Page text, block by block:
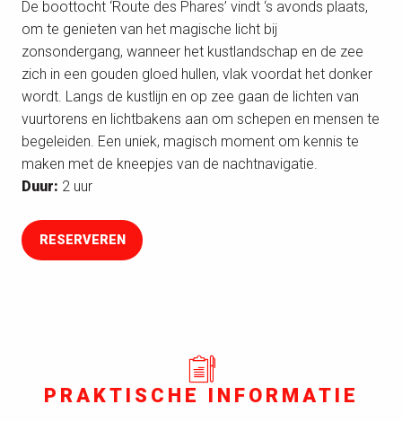
De boottocht ‘Route des Phares’ vindt ‘s avonds plaats,
om te genieten van het magische licht bij
zonsondergang, wanneer het kustlandschap en de zee
zich in een gouden gloed hullen, vlak voordat het donker
wordt. Langs de kustlijn en op zee gaan de lichten van
vuurtorens en lichtbakens aan om schepen en mensen te
begeleiden. Een uniek, magisch moment om kennis te
maken met de kneepjes van de nachtnavigatie.
Duur: 2 uur
RESERVEREN
PRAKTISCHE INFORMATIE